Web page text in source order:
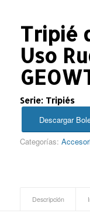
Tripié
Uso
Serie: Tripiés
Descargar
Categorías:
Descripción